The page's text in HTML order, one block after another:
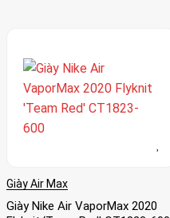
Giày Air Max
Giày Nike Air VaporMax 2020